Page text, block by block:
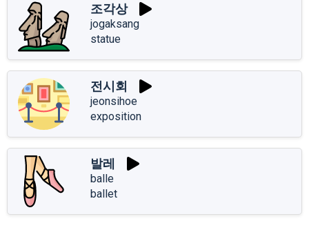
조각상
jogaksang
statue
전시회
jeonsihoe
exposition
발레
balle
ballet